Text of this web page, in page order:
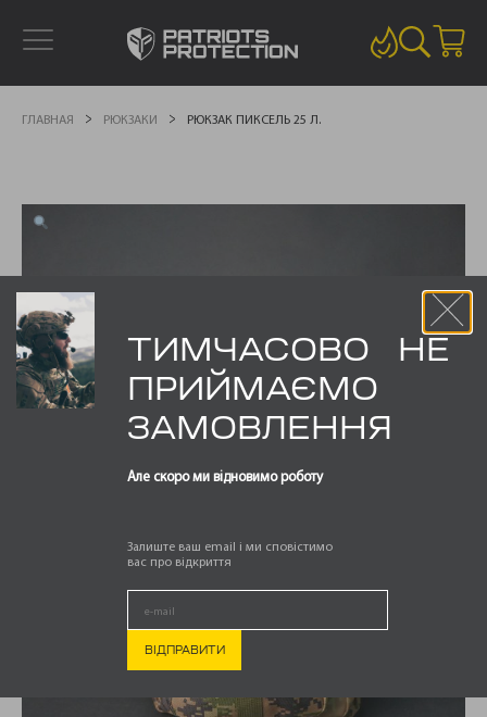
ГЛАВНАЯ РЮКЗАКИ РЮКЗАК ПИКСЕЛЬ 25 Л.
ТИМЧАСОВО НЕ
ПРИЙМАЄМО
ЗАМОВЛЕННЯ
Але скоро ми відновимо роботу
Залиште ваш email і ми сповістимо
вас про відкриття